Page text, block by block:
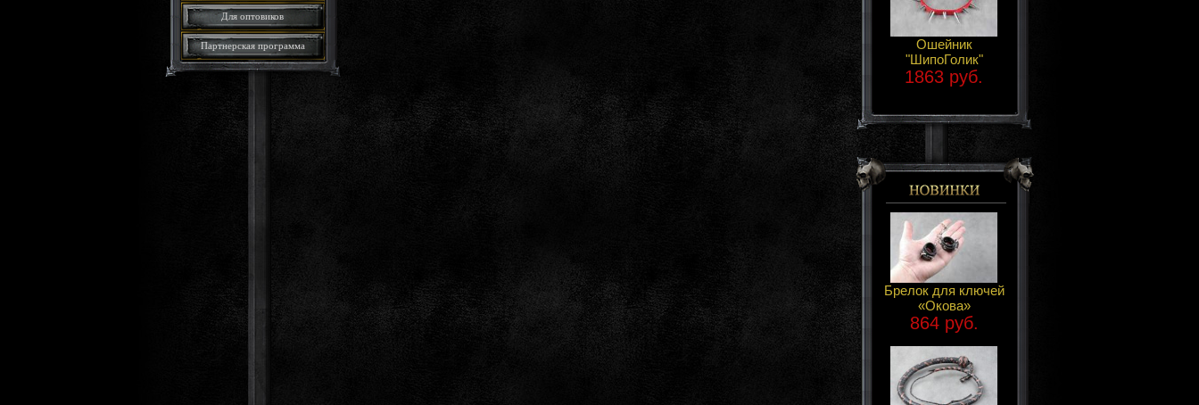
Для оптовиков
Партнерская программа
Ошейник
"ШипоГолик"
1863 руб.
Брелок для ключей
«Окова»
864 руб.